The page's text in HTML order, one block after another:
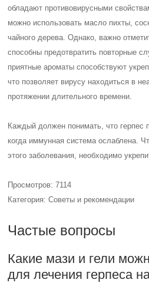
обладают противовирусными
можно использовать масло пихты,
чайного дерева. Однако, важно
способны предотвратить повторные
приятные ароматы способствуют
что позволяет вирусу находиться в
протяжении длительного времени.
Каждый должен понимать, что герпес
когда иммунная система ослаблена.
этого заболевания, необходимо
Просмотров: 7114
Категория: Советы и рекомендации
Частые вопросы
Какие мази и гели
для лечения герпеса